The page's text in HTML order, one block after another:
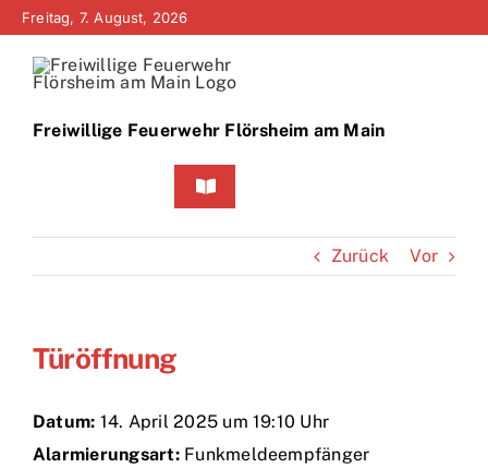
Zum
springen
Freitag, 7. August, 2026
Freiwillige Feuerwehr Flörsheim am Main
Toggle
Home
Bürgerinfo
Über uns
Zurück Vor
Türöffnung
Datum: 14. April 2025 um 19:10 Uhr
Alarmierungsart:Funkmeldeempfänger